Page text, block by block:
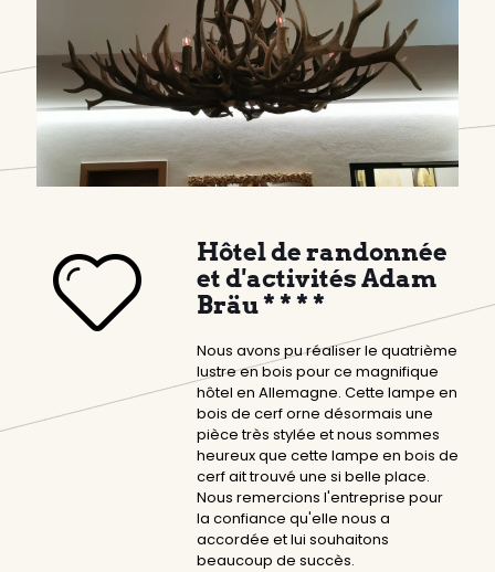
Hôtel de randonnée
et d'activités Adam
Bräu * * * *
Nous avons pu réaliser le quatrième
lustre en bois pour ce magnifique
hôtel en Allemagne. Cette lampe en
bois de cerf orne désormais une
pièce très stylée et nous sommes
heureux que cette lampe en bois de
cerf ait trouvé une si belle place.
Nous remercions l'entreprise pour
la confiance qu'elle nous a
accordée et lui souhaitons
beaucoup de succès.